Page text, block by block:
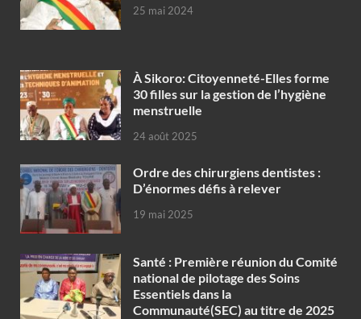
25 mai 2024
À Sikoro: Citoyenneté-Elles forme
30 filles sur la gestion de l’hygiène
menstruelle
24 août 2025
Ordre des chirurgiens dentistes :
D’énormes défis à relever
19 mai 2025
Santé : Première réunion du Comité
national de pilotage des Soins
Essentiels dans la
Communauté(SEC) au titre de 2025